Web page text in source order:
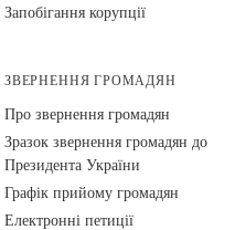
Запобігання корупції
ЗВЕРНЕННЯ ГРОМАДЯН
Про звернення громадян
Зразок звернення громадян до
Президента України
Графік прийому громадян
Електронні петиції